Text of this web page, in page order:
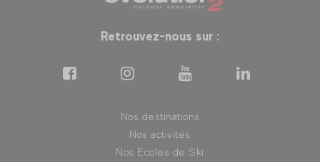
Retrouvez-nous sur :
Nos destinations
Nos activités
Nos Ecoles de Ski